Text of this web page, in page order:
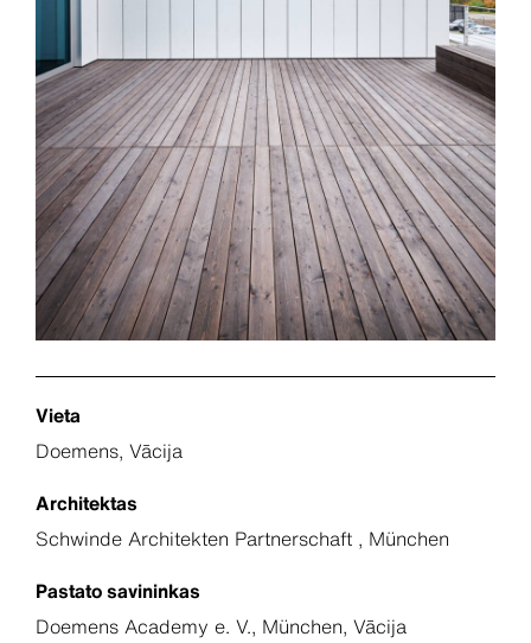
Vieta
Doemens, Vācija
Architektas
Schwinde Architekten Partnerschaft , München
Pastato savininkas
Doemens Academy e. V., München, Vācija